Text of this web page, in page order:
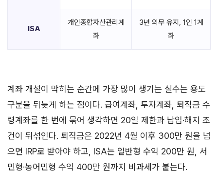
ISA
개인종합자산관리계
좌
3년 의무 유지, 1인 1계
좌
계좌 개설이 막히는 순간에 가장 많이 생기는 실수는 용도
구분을 뒤늦게 하는 점이다. 급여계좌, 투자계좌, 퇴직금 수
령계좌를 한 번에 묶어 생각하면 20일 제한과 납입·해지 조
건이 뒤섞인다. 퇴직금은 2022년 4월 이후 300만 원을 넘
으면 IRP로 받아야 하고, ISA는 일반형 수익 200만 원, 서
민형·농어민형 수익 400만 원까지 비과세가 붙는다.